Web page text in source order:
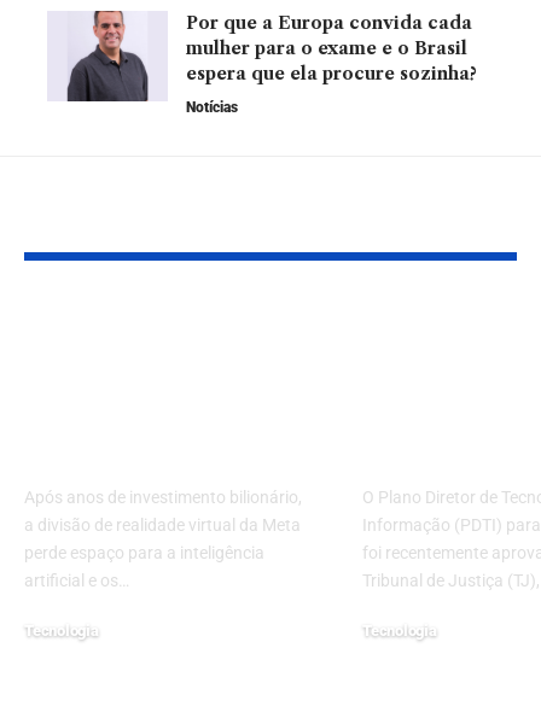
Por que a Europa convida cada
mulher para o exame e o Brasil
espera que ela procure sozinha?
Notícias
Após anos de investimento bilionário,
a divisão de realidade virtual da Meta
perde espaço para a inteligência
artificial e os…
Tecnologia
O Plano Diretor de
Informação (PDTI)
foi recentemente
Tribunal de Justiça
Tecnologia